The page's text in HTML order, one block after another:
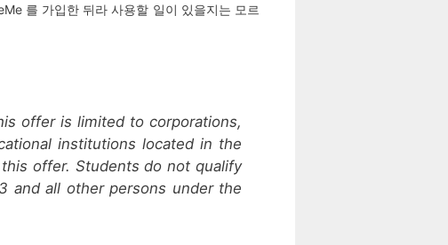
를 가입한 뒤라 사용할 일이 있을지는 모르
offer is limited to corporations,
institutions located in the
offer. Students do not qualify
and all other persons under the